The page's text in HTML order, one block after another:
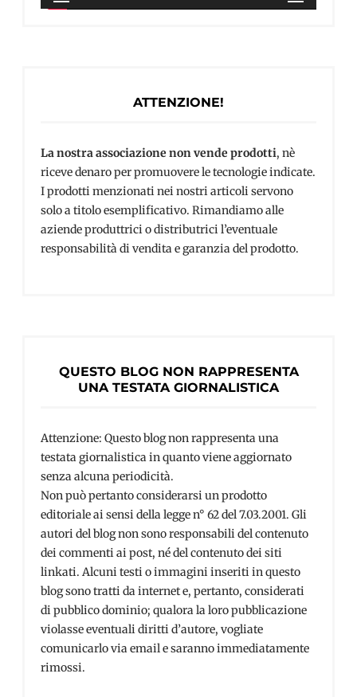
ATTENZIONE!
La nostra associazione non vende prodotti, nè
riceve denaro per promuovere le tecnologie indicate.
I prodotti menzionati nei nostri articoli servono
solo a titolo esemplificativo. Rimandiamo alle
aziende produttrici o distributrici l’eventuale
responsabilità di vendita e garanzia del prodotto.
QUESTO BLOG NON RAPPRESENTA
UNA TESTATA GIORNALISTICA
Attenzione: Questo blog non rappresenta una
testata giornalistica in quanto viene aggiornato
senza alcuna periodicità.
Non può pertanto considerarsi un prodotto
editoriale ai sensi della legge n° 62 del 7.03.2001. Gli
autori del blog non sono responsabili del contenuto
dei commenti ai post, né del contenuto dei siti
linkati. Alcuni testi o immagini inseriti in questo
blog sono tratti da internet e, pertanto, considerati
di pubblico dominio; qualora la loro pubblicazione
violasse eventuali diritti d’autore, vogliate
comunicarlo via email e saranno immediatamente
rimossi.